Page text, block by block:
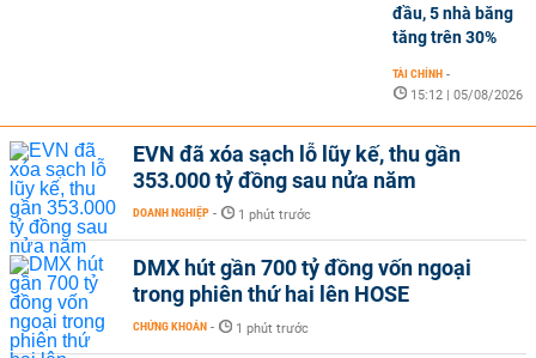
đầu, 5 nhà băng
tăng trên 30%
TÀI CHÍNH -
15:12 | 05/08/2026
EVN đã xóa sạch lỗ lũy kế, thu gần
353.000 tỷ đồng sau nửa năm
DOANH NGHIỆP - 1 phút trước
DMX hút gần 700 tỷ đồng vốn ngoại
trong phiên thứ hai lên HOSE
CHỨNG KHOÁN - 1 phút trước